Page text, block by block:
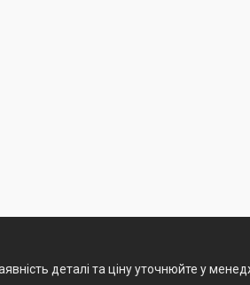
деталі та ціну уточнюйте у